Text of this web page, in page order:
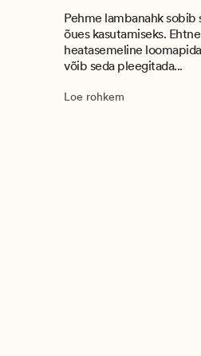
Pehme lambanahk
õues kasutamiseks.
heatasemeline
võib seda pleegitada...
Loe rohkem